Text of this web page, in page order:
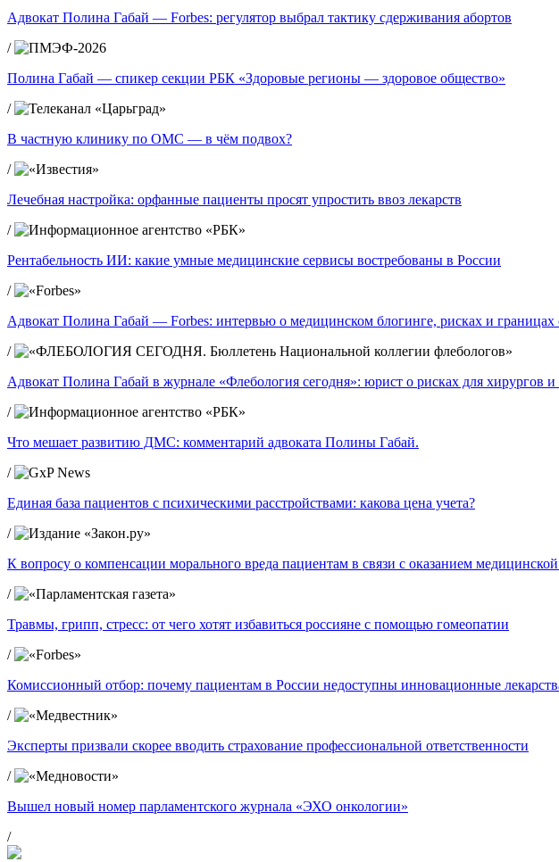
Адвокат Полина Габай — Forbes: регулятор выбрал тактику сдерживания абортов
/
Полина Габай — спикер секции РБК «Здоровые регионы — здоровое общество»
/
В частную клинику по ОМС — в чём подвох?
/
Лечебная настройка: орфанные пациенты просят упростить ввоз лекарств
/
Рентабельность ИИ: какие умные медицинские сервисы востребованы в России
/
Адвокат Полина Габай — Forbes: интервью о медицинском блогинге, рисках и границах
/
Адвокат Полина Габай в журнале «Флебология сегодня»: юрист о рисках для хирургов
/
Что мешает развитию ДМС: комментарий адвоката Полины Габай.
/
Единая база пациентов с психическими расстройствами: какова цена учета?
/
К вопросу о компенсации морального вреда пациентам в связи с оказанием
/
Травмы, грипп, стресс: от чего хотят избавиться россияне с помощью гомеопатии
/
Комиссионный отбор: почему пациентам в России недоступны инновационные
/
Эксперты призвали скорее вводить страхование профессиональной ответственности
/
Вышел новый номер парламентского журнала «ЭХО онкологии»
/